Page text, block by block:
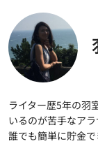
ライター歴5年の羽
いるのが苦手なア
誰でも簡単に貯金で